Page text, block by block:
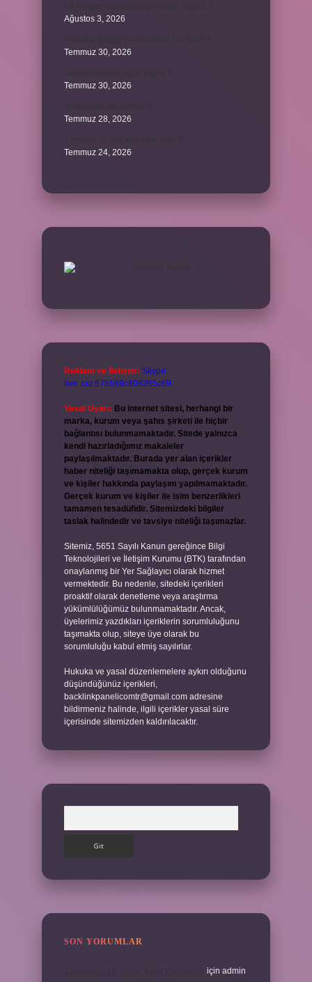
Ağustos 3, 2026
Temmuz 30, 2026
Temmuz 30, 2026
Temmuz 28, 2026
Temmuz 24, 2026
Reklam ve İletişim: Skype:
live:.cid.575569c608265c69
Yasal Uyarı: Bu internet sitesi, herhangi bir
marka, kurum veya şahıs şirketi ile hiçbir
bağlantısı bulunmamaktadır. Sitede yalnızca
kendi hazırladığımız makaleler
paylaşılmaktadır. Burada yer alan içerikler
haber niteliği taşımamakta olup, gerçek kurum
ve kişiler hakkında paylaşım yapılmamaktadır.
Gerçek kurum ve kişiler ile isim benzerlikleri
tamamen tesadüfidir. Sitemizdeki bilgiler
taslak halindedir ve tavsiye niteliği taşımazlar.
Sitemiz, 5651 Sayılı Kanun gereğince Bilgi
Teknolojileri ve İletişim Kurumu (BTK) tarafından
onaylanmış bir Yer Sağlayıcı olarak hizmet
vermektedir. Bu nedenle, sitedeki içerikleri
proaktif olarak denetleme veya araştırma
yükümlülüğümüz bulunmamaktadır. Ancak,
üyelerimiz yazdıkları içeriklerin sorumluluğunu
taşımakta olup, siteye üye olarak bu
sorumluluğu kabul etmiş sayılırlar.
Hukuka ve yasal düzenlemelere aykırı olduğunu
düşündüğünüz içerikleri,
backlinkpanelicomtr@gmail.com adresine
bildirmeniz halinde, ilgili içerikler yasal süre
içerisinde sitemizden kaldırılacaktır.
SON YORUMLAR
için admin